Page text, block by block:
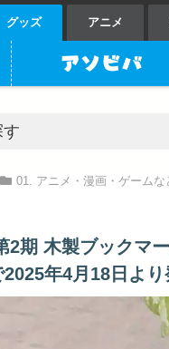
グッズ アニメ
01. アニメ・漫画・ゲームな
2期 木製ブックマ
年4月18日より